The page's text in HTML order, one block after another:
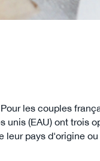
les couples
unis (EAU) ont trois
leur pays d'origine